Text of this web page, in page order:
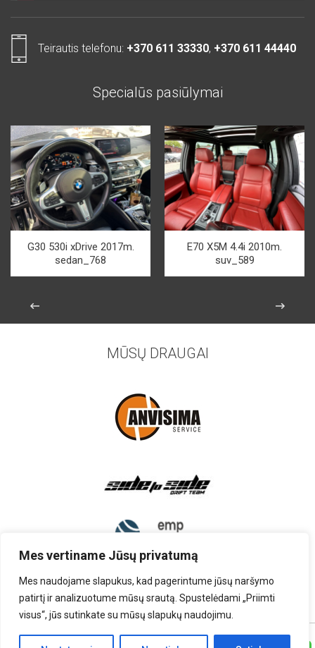
Mes vertiname Jūsų privatumą
Mes naudojame slapukus, kad pagerintume jūsų naršymo
patirtį ir analizuotume mūsų srautą. Spustelėdami „Priimti
visus“, jūs sutinkate su mūsų slapukų naudojimu.
Teirautis telefonu: +370 611 33330, +370 611 44440
Specialūs pasiūlymai
G30 530i xDrive 2017m.
sedan_768
E70 X5M 4.4i 2010m.
suv_589
MŪSŲ DRAUGAI